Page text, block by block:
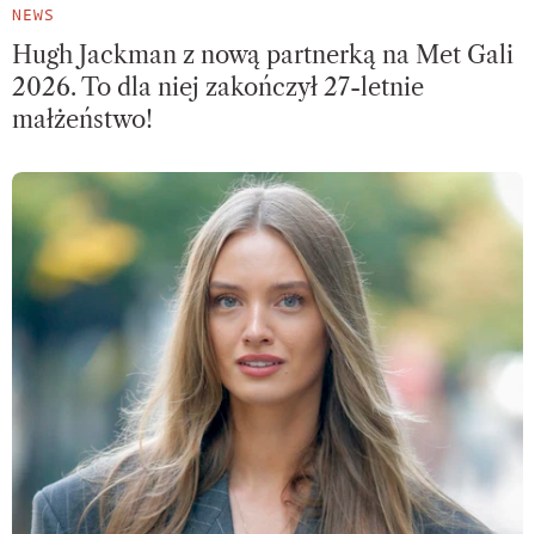
NEWS
Hugh Jackman z nową partnerką na Met Gali
2026. To dla niej zakończył 27-letnie
małżeństwo!